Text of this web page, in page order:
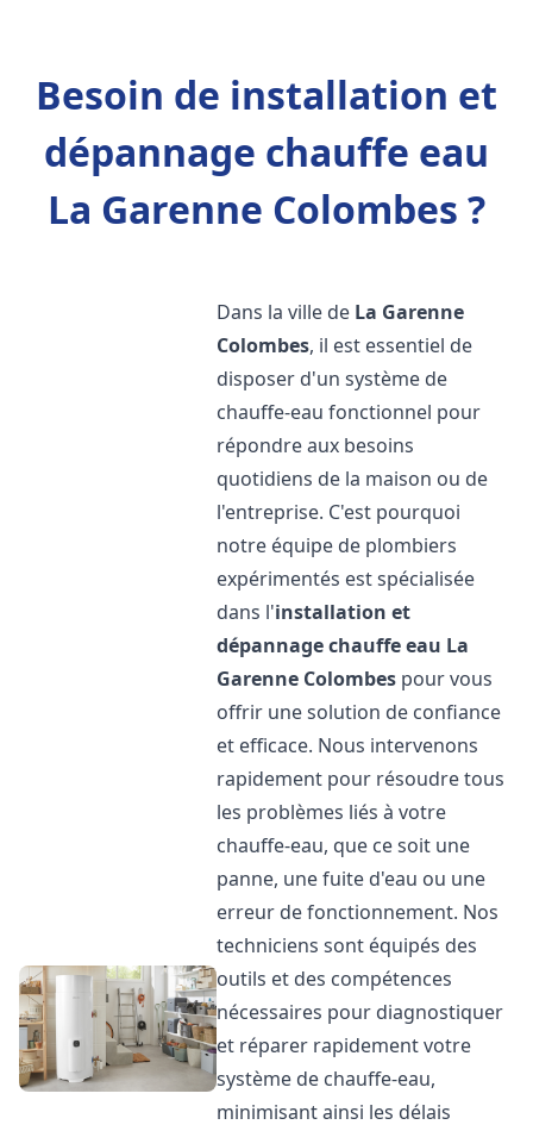
Besoin de installation et
dépannage chauffe eau
La Garenne Colombes ?
Dans la ville de La Garenne
Colombes, il est essentiel de
disposer d'un système de
chauffe-eau fonctionnel pour
répondre aux besoins
quotidiens de la maison ou de
l'entreprise. C'est pourquoi
notre équipe de plombiers
expérimentés est spécialisée
dans l'installation et
dépannage chauffe eau La
Garenne Colombes pour vous
offrir une solution de confiance
et efficace. Nous intervenons
rapidement pour résoudre tous
les problèmes liés à votre
chauffe-eau, que ce soit une
panne, une fuite d'eau ou une
erreur de fonctionnement. Nos
techniciens sont équipés des
outils et des compétences
nécessaires pour diagnostiquer
et réparer rapidement votre
système de chauffe-eau,
minimisant ainsi les délais